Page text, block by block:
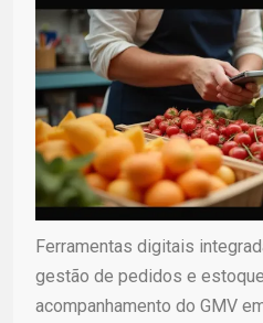
Ferramentas digitais
gestão de pedidos e
acompanhamento do GMV